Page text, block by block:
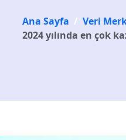
Ana Sayfa / Veri
2024 yılında en çok